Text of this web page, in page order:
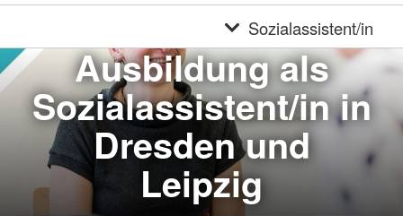
Sozialassistent/in
Ausbildung als
Sozialassistent/in in
Dresden und
Leipzig